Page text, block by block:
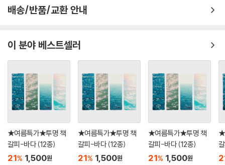
배송/반품/교환 안내
이 분야 베스트셀러
★여름특가★투명 책
갈피-바다 (12종)
21% 1,500원
★여름특가★투명 책
갈피-바다 (12종)
21% 1,500원
★여름특가★투명 책
갈피-바다 (12종)
21% 1,500원
★